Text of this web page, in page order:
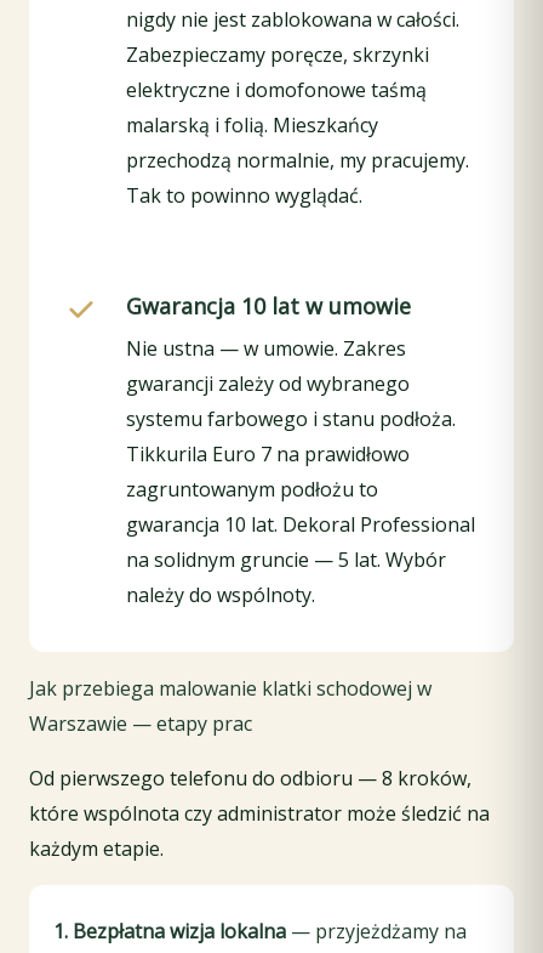
nigdy nie jest zablokowana w całości.
Zabezpieczamy poręcze, skrzynki
elektryczne i domofonowe taśmą
malarską i folią. Mieszkańcy
przechodzą normalnie, my pracujemy.
Tak to powinno wyglądać.
Gwarancja 10 lat w umowie
Nie ustna — w umowie. Zakres
gwarancji zależy od wybranego
systemu farbowego i stanu podłoża.
Tikkurila Euro 7 na prawidłowo
zagruntowanym podłożu to
gwarancja 10 lat. Dekoral Professional
na solidnym gruncie — 5 lat. Wybór
należy do wspólnoty.
Jak przebiega malowanie klatki schodowej w
Warszawie — etapy prac
Od pierwszego telefonu do odbioru — 8 kroków,
które wspólnota czy administrator może śledzić na
każdym etapie.
1. Bezpłatna wizja lokalna — przyjeżdżamy na